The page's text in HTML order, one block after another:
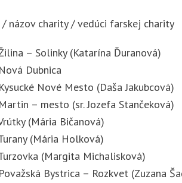
názov charity / vedúci farskej charity
– Solinky (Katarína Ďuranová)
Dubnica
Nové Mesto (Daša Jakubcová)
– mesto (sr. Jozefa Stančeková)
(Mária Bičanová)
(Mária Holková)
(Margita Michalisková)
Bystrica – Rozkvet (Zuzana